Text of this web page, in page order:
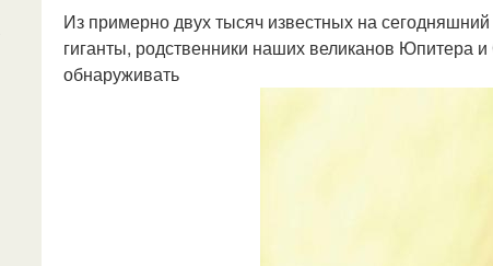
Из примерно двух тысяч известных на
гиганты, родственники наших великанов Юпитера
обнаруживать